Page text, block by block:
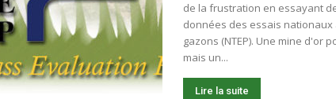
de la frustration en essayant
données des essais nationaux
gazons (NTEP). Une mine d'or
mais un...
Lire la suite